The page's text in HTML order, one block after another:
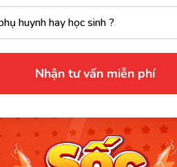
Nhận tư vấn miễn phí
sau đó học sinh sẽ làm bài
Class thuộc siêu ứng dụng